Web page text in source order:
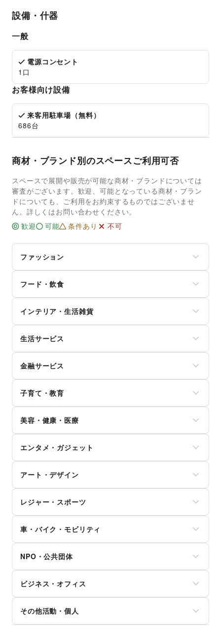
設備・什器
一般
電源コンセント
1口
お客様向け設備
来客用駐車場（無料）
686台
商材・ブランド別のスペースご利用可否
スペースで展開や販売が可能な商材・ブランドについては
審査がございます。歓迎、可能となっている商材・ブラン
ドについても、ご利用をお約束するものではございませ
ん。詳しくはお問い合わせください。
歓迎
可能 条件あり 不可
ファッション
レディースファッション
ユニセックス
インナー・ルームウェア
キッズ・ベビー・マタニティ
スポーツ
シーズナルウェア
腕時計
靴
バッグ・革小物
ファッション雑貨
和服・着物
古着
その他ファッション
フード・飲食
和菓子
パン
お弁当・惣菜
軽食・ホットスナック
コーヒー・紅茶
その他飲料
食材・調味料
物産展・マルシェ
キッチンカー・移動販売
野菜・果物・生鮮食品
その他フード・飲食
インテリア・生活雑貨
寝具・ベッド
家具・家電
キッチン雑貨・調理器具
掃除用品・生活便利品
文房具
手芸・ハンドメイド
花・盆栽・ドライフラワー
犬・猫・ペット
日用雑貨
食器・陶磁器
その他インテリア・生活雑貨
生活サービス
インターネット・プロバイダ
電気・ガス
ウォーターサーバー
ハウスクリーニング・家事代行
定期宅配
リサイクル雑貨・古本
冠婚葬祭
資格・習い事
リフォーム
住宅（購入・賃貸）
たばこ
修理・メンテナンス
就職・転職・求人
金融サービス
保険
銀行
住宅ローン
証券・FX
不動産投資
その他金融サービス
子育て・教育
ランドセル
学習教材・通信教育
子供向け教室・レッスン
塾・家庭教師
おもちゃ・絵本
その他子育て・教育
美容・健康・医療
ダイエット・健康グッズ
美容・コスメ・香水
ヘアケア・シャンプー
美容家電
ヘアサロン・ネイルサロン
マッサージ・整体
女性用品・フェムテック
コンタクトレンズ
医療・医薬品
その他美容・健康
エンタメ・ガジェット
スマホアクセサリー
ガジェット
ゲーム
アニメ
コミック・マンガ
アイドル・芸能人
CD・DVD・本・雑誌
Webメディア・アプリ
テレビ・ドラマ
映画
音楽・ライブ
演劇
占い
アート・デザイン
写真・イラストレーション
立体作品・彫刻
その他アート・デザイン
レジャー・スポーツ
キャンプ・アウトドア
野球
サッカー
バスケットボール
ゴルフ
その他レジャー・スポーツ
車・バイク・モビリティ
バイク・オートバイ
自転車・ロードバイク
マイクロモビリティ
その他車・バイク・モビリティ
NPO・公共団体
外国団体・大使館
募金・寄付
NPO・ボランティア活動
その他NPO・公共団体
ビジネス・オフィス
オフィス家具・OA機器
イベント企画・運営
その他活動・個人